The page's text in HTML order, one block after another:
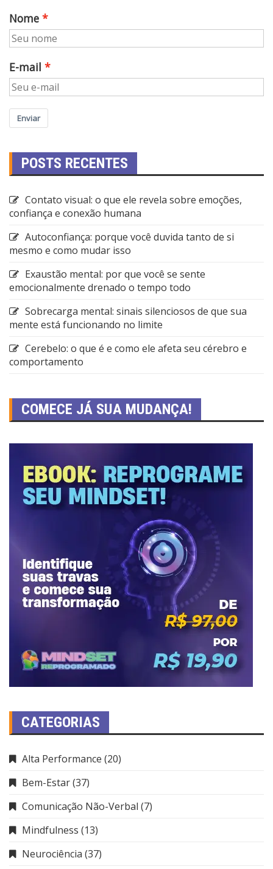
Nome
E-mail
Enviar
POSTS RECENTES
Contato visual: o que ele revela sobre emoções,
confiança e conexão humana
Autoconfiança: porque você duvida tanto de si
mesmo e como mudar isso
Exaustão mental: por que você se sente
emocionalmente drenado o tempo todo
Sobrecarga mental: sinais silenciosos de que sua
mente está funcionando no limite
Cerebelo: o que é e como ele afeta seu cérebro e
comportamento
COMECE JÁ SUA MUDANÇA!
CATEGORIAS
Alta Performance (20)
Bem-Estar(37)
Comunicação Não-Verbal (7)
Mindfulness (13)
Neurociência (37)